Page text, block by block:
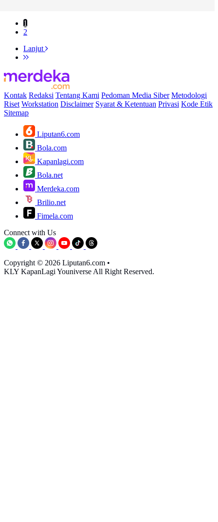
1
2
Lanjut
Kontak Redaksi Tentang Kami Pedoman Media Siber Metodologi
Riset Workstation Disclaimer Syarat & Ketentuan Privasi Kode Etik
Sitemap
Liputan6.com
Bola.com
Kapanlagi.com
Bola.net
Merdeka.com
Brilio.net
Fimela.com
Connect with Us
Copyright © 2026 Liputan6.com •
KLY KapanLagi Youniverse All Right Reserved.